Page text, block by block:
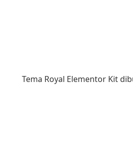
Tema Royal Elementor Kit